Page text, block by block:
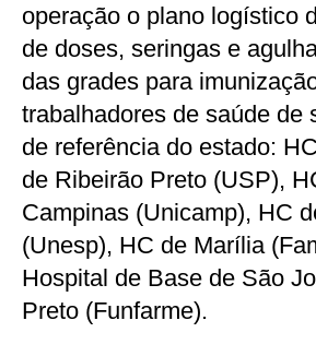
operação o plano logístico
de doses, seringas e
das grades para
trabalhadores de saúde de
de referência do estado:
de Ribeirão Preto (USP),
Campinas (Unicamp), HC
(Unesp), HC de Marília
Hospital de Base de São
Preto (Funfarme).